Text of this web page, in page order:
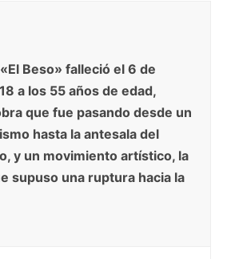
Beso» falleció el 6 de
a los 55 años de edad,
que fue pasando desde un
hasta la antesala del
y un movimiento artístico, la
supuso una ruptura hacia la